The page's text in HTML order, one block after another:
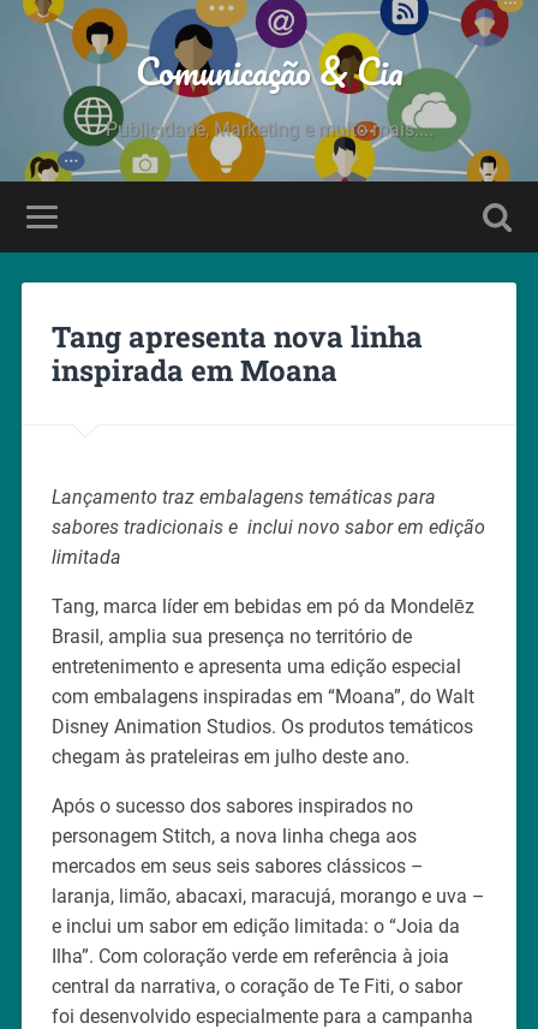
Comunicação & Cia
Publicidade, Marketing e muito mais....
Tang apresenta nova linha
inspirada em Moana
Lançamento traz embalagens temáticas para
sabores tradicionais e inclui novo sabor em edição
limitada
Tang, marca líder em bebidas em pó da Mondelēz
Brasil, amplia sua presença no território de
entretenimento e apresenta uma edição especial
com embalagens inspiradas em “Moana”, do Walt
Disney Animation Studios. Os produtos temáticos
chegam às prateleiras em julho deste ano.
Após o sucesso dos sabores inspirados no
personagem Stitch, a nova linha chega aos
mercados em seus seis sabores clássicos –
laranja, limão, abacaxi, maracujá, morango e uva –
e inclui um sabor em edição limitada: o “Joia da
Ilha”. Com coloração verde em referência à joia
central da narrativa, o coração de Te Fiti, o sabor
foi desenvolvido especialmente para a campanha